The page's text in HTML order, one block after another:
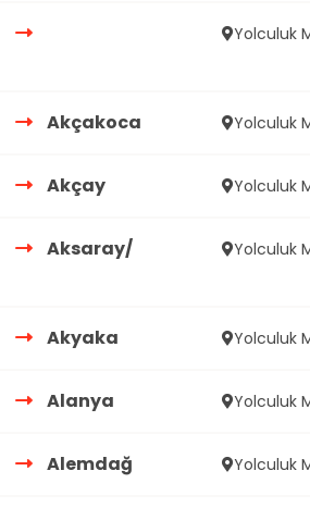
Yolculuk
Akçakoca Yolculuk
Akçay Yolculuk
Aksaray/
Yolculuk
Akyaka Yolculuk
Alanya Yolculuk
Alemdağ Yolculuk